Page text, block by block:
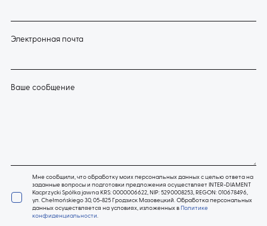
Электронная почта
Ваше сообщение
Мне сообщили, что обработку моих персональных данных с целью ответа на
заданные вопросы и подготовки предложения осуществляет INTER-DIAMENT
Kacprzycki Spółka jawna KRS: 0000006622, NIP: 5290008253, REGON: 010678496,
ул. Chełmońskiego 30, 05-825 Гродзиск Мазовецкий. Обработка персональных
данных осуществляется на условиях, изложенных в Политике
конфиденциальности